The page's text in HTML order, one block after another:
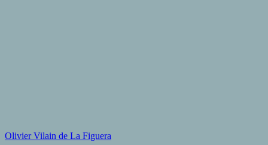
Olivier Vilain de La Figuera